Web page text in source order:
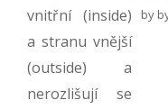
vnitřní (inside)
a stranu vnější
(outside) a
nerozlišují se